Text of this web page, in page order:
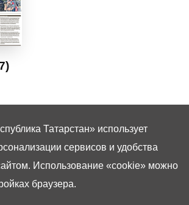
Татарстан» использует
сервисов и удобства
Использование «cookie» можно
браузера.